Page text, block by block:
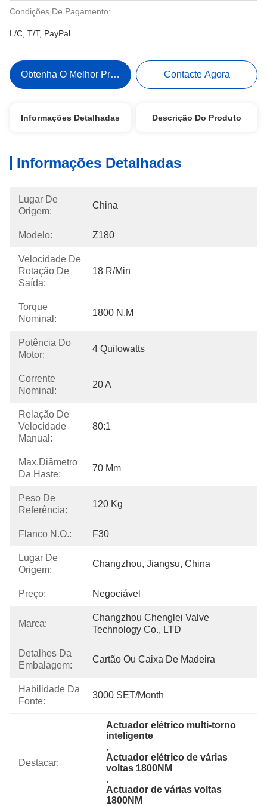
Condições De Pagamento:
L/C, T/T, PayPal
Obtenha O Melhor Preço Contacte Agora
Informações Detalhadas Descrição Do Produto
Informações Detalhadas
Lugar De
Origem:
China
Modelo: Z180
Velocidade De
Rotação De
Saída:
18 R/min
Torque
Nominal:
1800 N.m
Potência Do
Motor:
4 Quilowatts
Corrente
Nominal:
20 A
Relação De
Velocidade
Manual:
80:1
Max.Diâmetro
Da Haste:
70 Mm
Peso De
Referência:
120 Kg
Flanco N.o.: F30
Lugar De
Origem:
Changzhou, Jiangsu, China
Preço: Negociável
Marca:
Changzhou Chenglei Valve
Technology Co., LTD
Detalhes Da
Embalagem:
Cartão Ou Caixa De Madeira
Habilidade Da
Fonte:
3000 SET/Month
Destacar:
Actuador elétrico multi-torno
inteligente
,
Actuador elétrico de várias
voltas 1800NM
,
Actuador de várias voltas
1800NM